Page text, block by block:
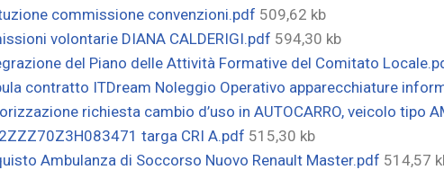
commissione convenzioni.pdf 509,62 kb
volontarie DIANA CALDERIGI.pdf 594,30 kb
del Piano delle Attività Formative del Comitato
contratto ITDream Noleggio Operativo apparecchiature
richiesta cambio d’uso in AUTOCARRO, veicolo tipo
targa CRI A.pdf 515,30 kb
Ambulanza di Soccorso Nuovo Renault Master.pdf 514,57